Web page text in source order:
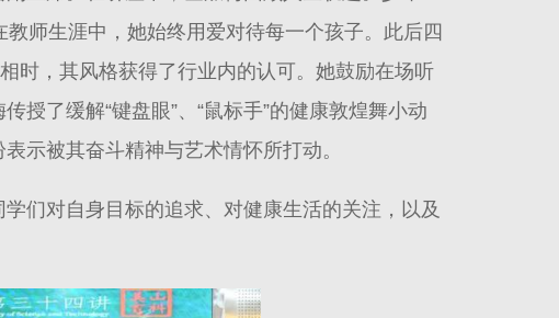
师生涯中，她始终用爱对待每一个孩子。此后四
时，其风格获得了行业内的认可。她鼓励在场听
授了缓解“键盘眼”、“鼠标手”的健康敦煌舞小动
示被其奋斗精神与艺术情怀所打动。
们对自身目标的追求、对健康生活的关注，以及